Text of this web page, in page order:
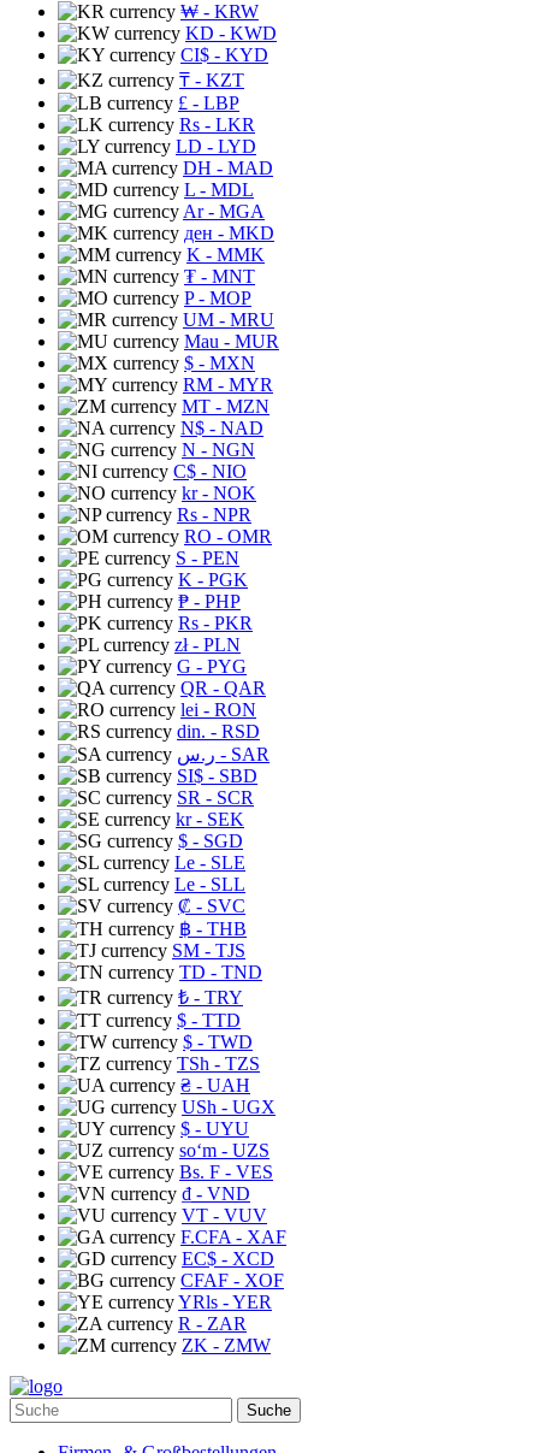
₩ - KRW
KD - KWD
CI$ - KYD
₸ - KZT
£ - LBP
Rs - LKR
LD - LYD
DH - MAD
L - MDL
Ar- MGA
ден - MKD
K - MMK
₮ - MNT
P- MOP
UM - MRU
Mau - MUR
$ - MXN
RM - MYR
MT - MZN
N$ - NAD
N - NGN
C$ - NIO
kr- NOK
Rs - NPR
RO - OMR
S - PEN
K - PGK
₱ - PHP
Rs - PKR
zł- PLN
G - PYG
QR - QAR
lei - RON
din. - RSD
ر.س - SAR
SI$ - SBD
SR - SCR
kr- SEK
$ - SGD
Le - SLE
Le - SLL
₡ - SVC
฿ - THB
ЅМ - TJS
TD - TND
₺ - TRY
$ - TTD
$ - TWD
TSh - TZS
₴ - UAH
USh - UGX
$ - UYU
soʻm - UZS
Bs. F - VES
₫ - VND
VT - VUV
F.CFA - XAF
EC$ - XCD
CFAF - XOF
YRls - YER
R - ZAR
ZK - ZMW
Suche